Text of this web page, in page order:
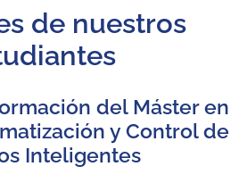
de nuestros
del Máster en
y Control de
Inteligentes